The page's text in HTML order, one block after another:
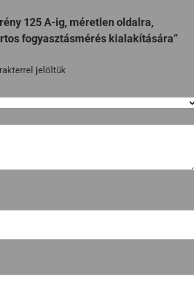
125 A-ig, méretlen oldalra,
fogyasztásmérés kialakítására”
jelöltük